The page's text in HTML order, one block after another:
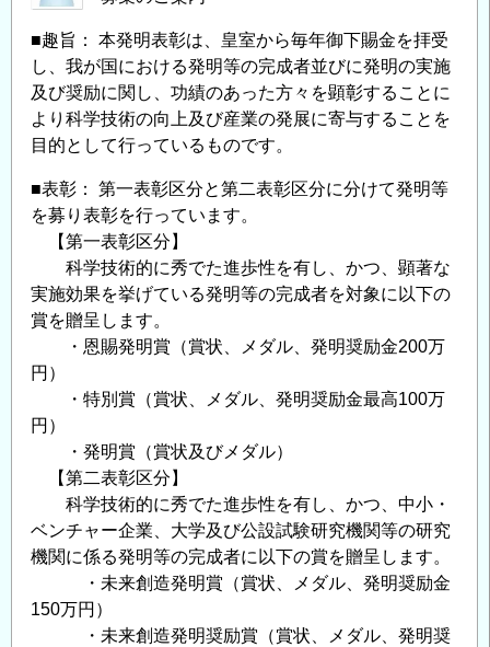
方
発
表
彰」
募
の
お
知
せ
の
■趣旨： 本発明表彰は、皇室から毎年御下賜金を拝受
し、我が国における発明等の完成者並びに発明の実施
及び奨励に関し、功績のあった方々を顕彰することに
より科学技術の向上及び産業の発展に寄与することを
目的として行っているものです。
■表彰： 第一表彰区分と第二表彰区分に分けて発明等
を募り表彰を行っています。
【第一表彰区分】
科学技術的に秀でた進歩性を有し、かつ、顕著な
実施効果を挙げている発明等の完成者を対象に以下の
賞を贈呈します。
・恩賜発明賞（賞状、メダル、発明奨励金200万
円）
・特別賞（賞状、メダル、発明奨励金最高100万
円）
・発明賞（賞状及びメダル）
【第二表彰区分】
科学技術的に秀でた進歩性を有し、かつ、中小・
ベンチャー企業、大学及び公設試験研究機関等の研究
機関に係る発明等の完成者に以下の賞を贈呈します。
・未来創造発明賞（賞状、メダル、発明奨励金
150万円）
・未来創造発明奨励賞（賞状、メダル、発明奨